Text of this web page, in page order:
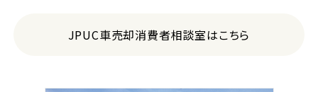
JPUC車売却消費者相談室はこちら